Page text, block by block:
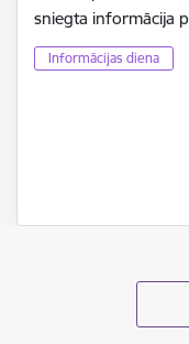
sniegta informācija
Informācijas diena